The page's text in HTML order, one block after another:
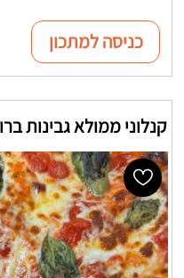
כניסה למתכון
קנלוני ממולא גבינות